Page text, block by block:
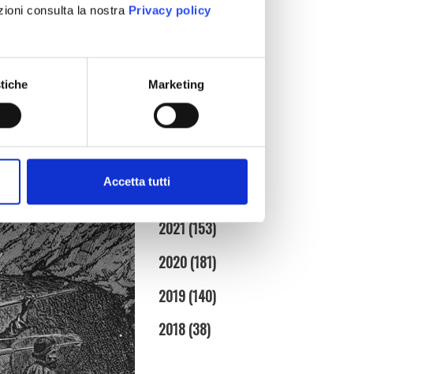
consulta la nostra Privacy policy
Marketing
Accetta tutti
ove venivano
i tempi di
voluti 40).
2025(86)
2024(95)
2023(134)
2021(153)
2020(181)
2019(140)
2018(38)